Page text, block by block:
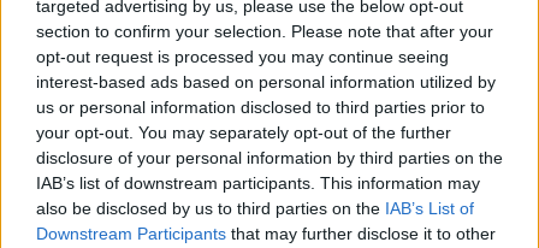
targeted advertising by us, please use the below opt-out
section to confirm your selection. Please note that after your
opt-out request is processed you may continue seeing
interest-based ads based on personal information utilized by
us or personal information disclosed to third parties prior to
your opt-out. You may separately opt-out of the further
disclosure of your personal information by third parties on the
IAB’s list of downstream participants. This information may
also be disclosed by us to third parties on the IAB’s List of
Downstream Participants that may further disclose it to other
sus obligaciones, al superar la tasa de
0,25 mg/l de alcohol en aliento, artículo
86.3 del Real Decreto 269/2022, de 12
de abril, por el que se regulan los
títulos profesionales y de competencia
de la Marina Mercante, en el que
detalla los límites de alcohol.
La superación de este límite
determinará que el miembro de la
dotación se encuentra en estado de